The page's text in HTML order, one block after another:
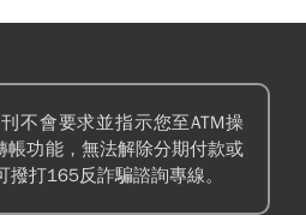
不會要求並指示您至ATM操
帳功能，無法解除分期付款或
打165反詐騙諮詢專線。